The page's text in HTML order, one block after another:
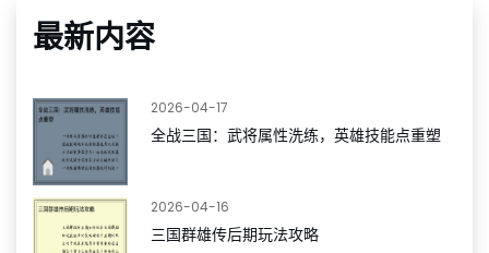
最新内容
2026-04-17
全战三国：武将属性洗练，英雄技能点重塑
2026-04-16
三国群雄传后期玩法攻略